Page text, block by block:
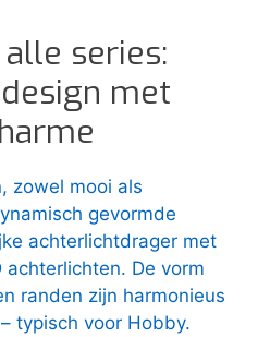
series:
met
zowel mooi als
gevormde
achterlichtdrager met
De vorm
randen zijn harmonieus
typisch voor Hobby.